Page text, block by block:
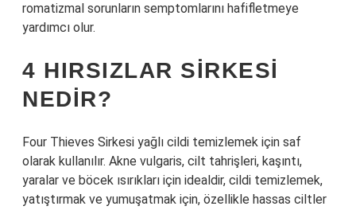
romatizmal sorunların semptomlarını hafifletmeye
yardımcı olur.
4 HIRSIZLAR SIRKESI
NEDIR?
Four Thieves Sirkesi yağlı cildi temizlemek için saf
olarak kullanılır. Akne vulgaris, cilt tahrişleri, kaşıntı,
yaralar ve böcek ısırıkları için idealdir, cildi temizlemek,
yatıştırmak ve yumuşatmak için, özellikle hassas ciltler